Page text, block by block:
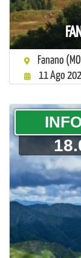
Fanano
11 Ago
­INFO